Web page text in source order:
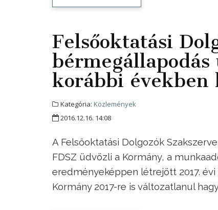
Felsőoktatási
korábbi években
Kategória: Közlemények
2016.12.16. 14:08
A Felsőoktatási Dolgozók
FDSZ üdvözli a Kormány, a
eredményeképpen létrejött 2017.
Kormány 2017-re is változatlanul